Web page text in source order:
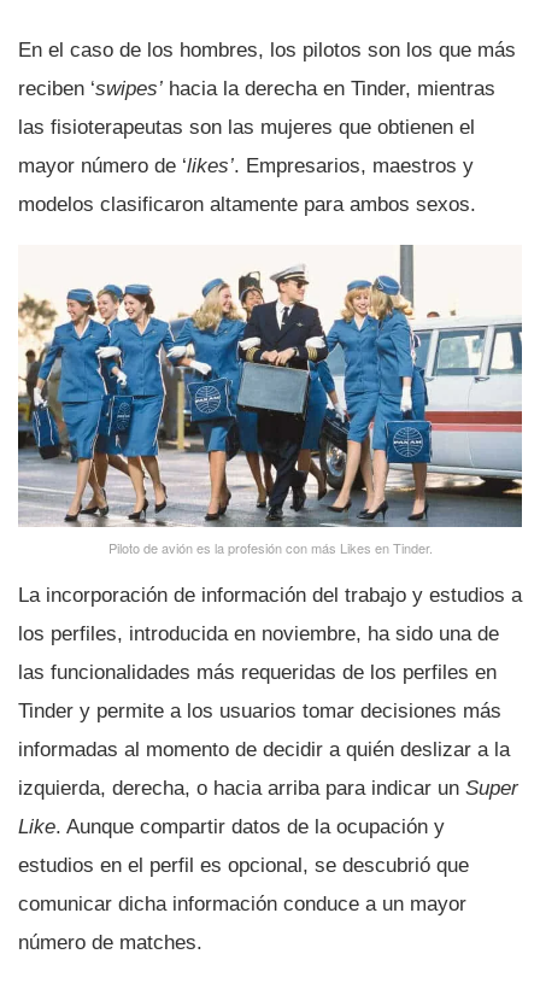
En el caso de los hombres, los pilotos son los que más
reciben ‘swipes’ hacia la derecha en Tinder, mientras
las fisioterapeutas son las mujeres que obtienen el
mayor número de ‘likes’. Empresarios, maestros y
modelos clasificaron altamente para ambos sexos.
Piloto de avión es la profesión con más Likes en Tinder.
La incorporación de información del trabajo y estudios a
los perfiles, introducida en noviembre, ha sido una de
las funcionalidades más requeridas de los perfiles en
Tinder y permite a los usuarios tomar decisiones más
informadas al momento de decidir a quién deslizar a la
izquierda, derecha, o hacia arriba para indicar un Super
Like. Aunque compartir datos de la ocupación y
estudios en el perfil es opcional, se descubrió que
comunicar dicha información conduce a un mayor
número de matches.